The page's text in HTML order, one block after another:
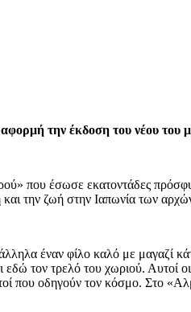
την έκδοση του νέου
που έσωσε εκατοντάδες
την ζωή στην Ιαπωνία των
έναν φίλο καλό με
τον τρελό του χωριού. Αυτοί
που οδηγούν τον κόσμο. Στο